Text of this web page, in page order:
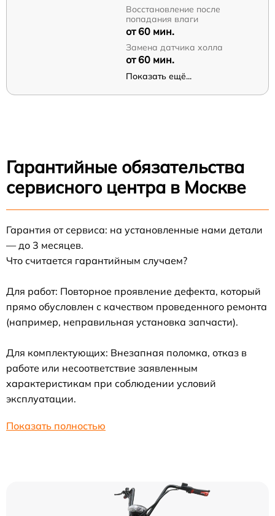
Восстановление после
попадания влаги
от 60 мин.
Замена датчика холла
от 60 мин.
Показать ещё...
Гарантийные обязательства
сервисного центра в Москве
Гарантия от сервиса: на установленные нами детали
— до 3 месяцев.
Что считается гарантийным случаем?
Для работ: Повторное проявление дефекта, который
прямо обусловлен с качеством проведенного ремонта
(например, неправильная установка запчасти).
Для комплектующих: Внезапная поломка, отказ в
работе или несоответствие заявленным
характеристикам при соблюдении условий
эксплуатации.
Показать полностью